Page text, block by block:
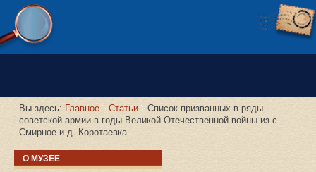
Версия сайта для слабовидящих
Вы здесь: Главное Статьи
Список призванных в ряды
советской армии в годы Великой Отечественной войны из с.
Смирное и д. Коротаевка
О МУЗЕЕ